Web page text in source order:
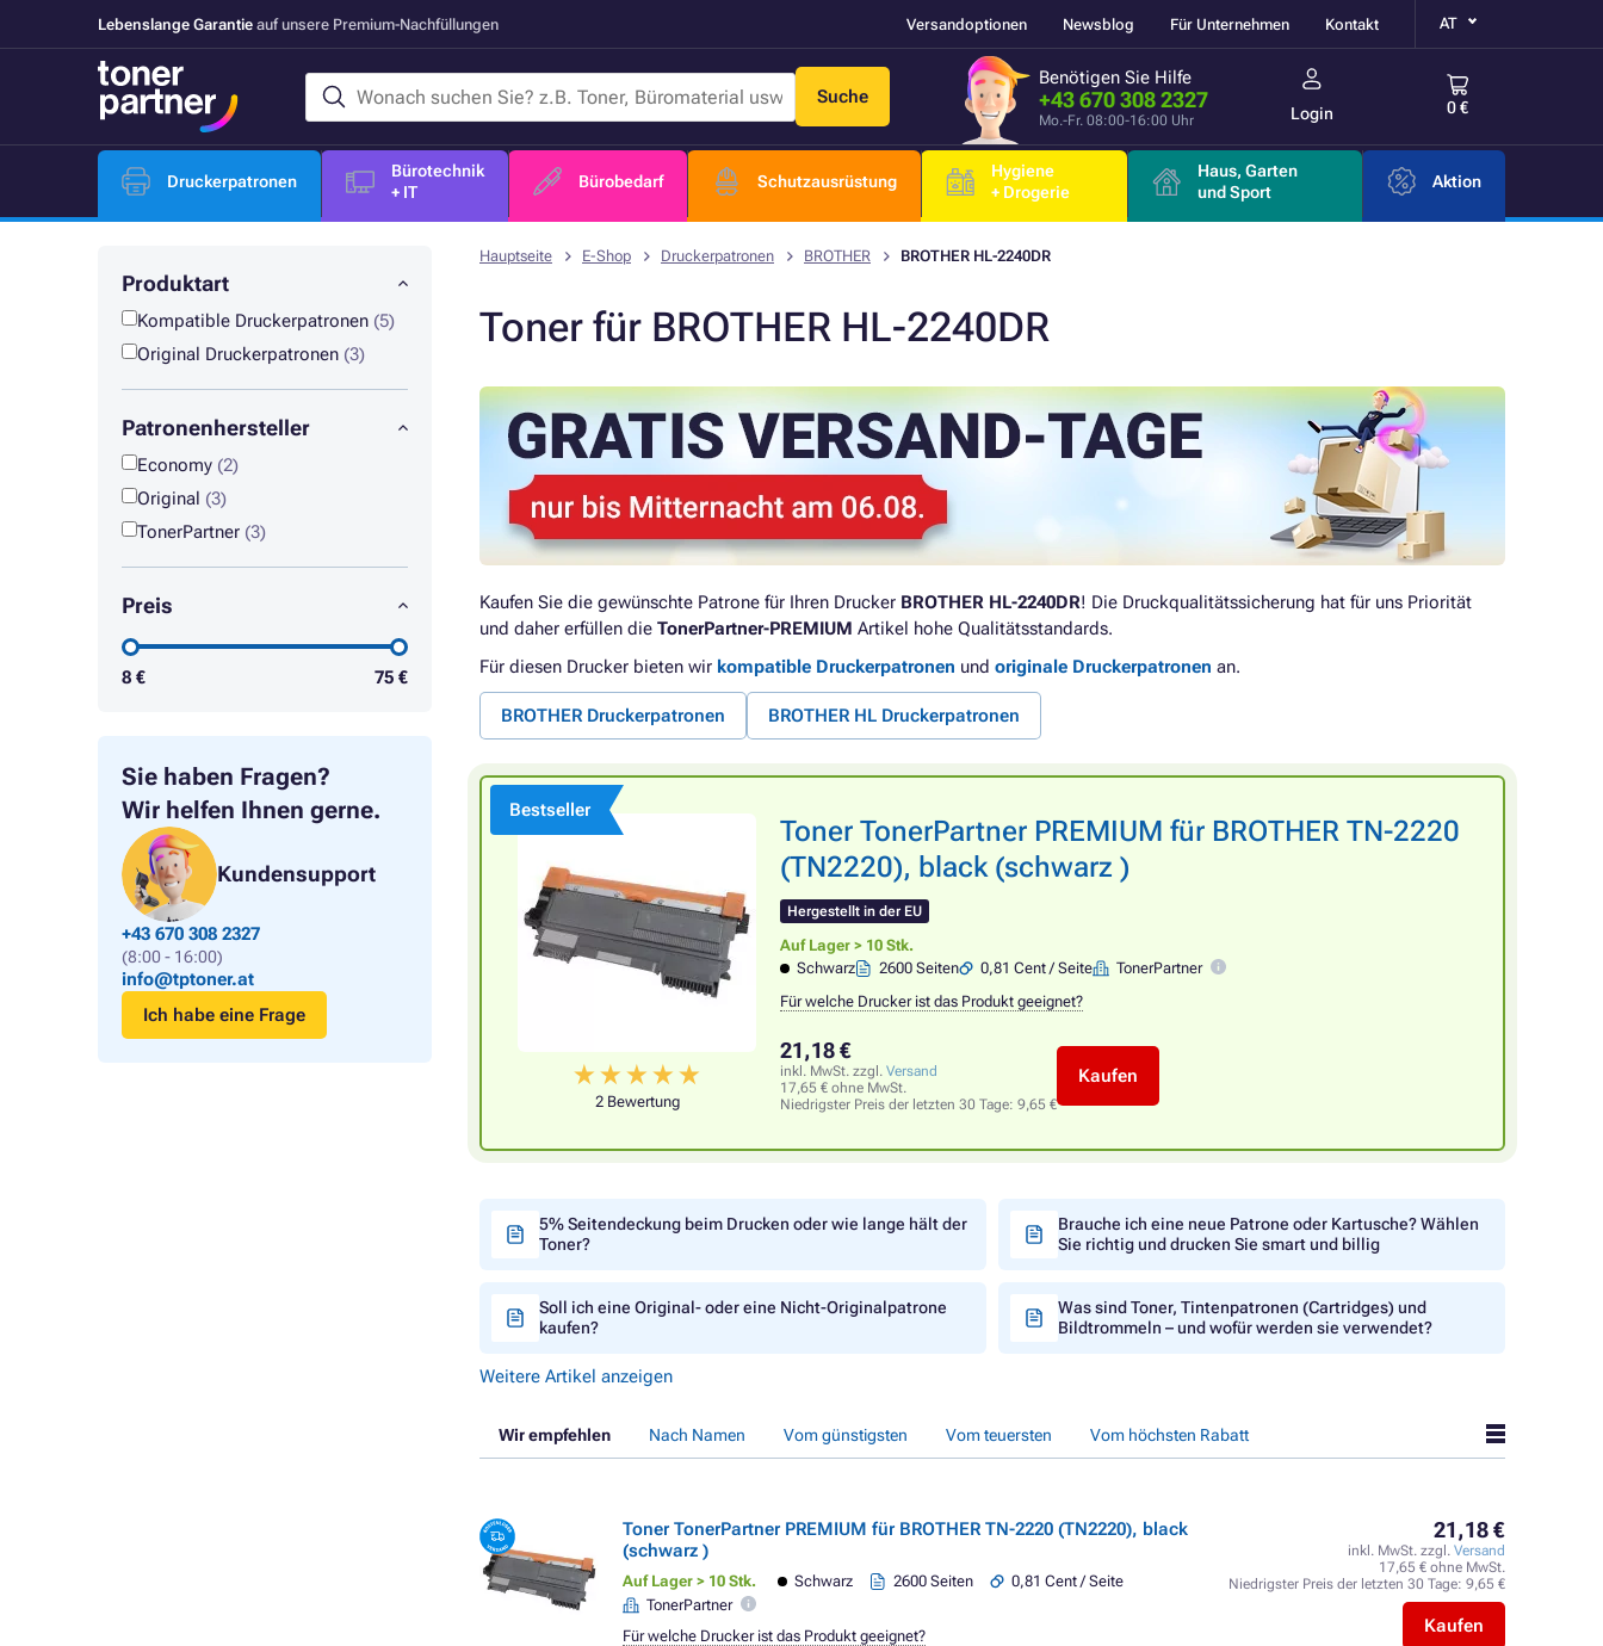
Lebenslange Garantie auf unsere Premium-Nachfüllungen Versandoptionen Newsblog Für Unternehmen Kontakt AT
Suche
Benötigen Sie Hilfe
+43 670 308 2327
Mo.-Fr. 08:00-16:00 Uhr Login 0 €
Druckerpatronen
Bürotechnik
+ IT
Bürobedarf Schutzausrüstung
Hygiene
+ Drogerie
Haus, Garten
und Sport
Aktion
Produktart
Kompatible Druckerpatronen (5)
Original Druckerpatronen (3)
Patronenhersteller
Economy (2)
Original (3)
TonerPartner (3)
Preis
8 € 75 €
Sie haben Fragen?
Wir helfen Ihnen gerne.
Kundensupport
+43 670 308 2327
(8:00 - 16:00)
info@tptoner.at
Ich habe eine Frage
Hauptseite E-Shop Druckerpatronen BROTHER BROTHER HL-2240DR
Toner für BROTHER HL-2240DR
Kaufen Sie die gewünschte Patrone für Ihren Drucker BROTHER HL-2240DR! Die Druckqualitätssicherung hat für uns Priorität
und daher erfüllen die TonerPartner-PREMIUM Artikel hohe Qualitätsstandards.
Für diesen Drucker bieten wir kompatible Druckerpatronen und originale Druckerpatronen an.
BROTHER Druckerpatronen BROTHER HL Druckerpatronen
Bestseller
2 Bewertung
Toner TonerPartner PREMIUM für BROTHER TN-2220
(TN2220), black (schwarz )
Hergestellt in der EU
Auf Lager > 10 Stk.
Schwarz
2600 Seiten 0,81 Cent / Seite
TonerPartner
Für welche Drucker ist das Produkt geeignet?
21,18 €
inkl. MwSt. zzgl. Versand
17,65 € ohne MwSt.
Niedrigster Preis der letzten 30 Tage: 9,65 €
Kaufen
5% Seitendeckung beim Drucken oder wie lange hält der
Toner?
Brauche ich eine neue Patrone oder Kartusche? Wählen
Sie richtig und drucken Sie smart und billig
Soll ich eine Original- oder eine Nicht-Originalpatrone
kaufen?
Was sind Toner, Tintenpatronen (Cartridges) und
Bildtrommeln – und wofür werden sie verwendet?
Weitere Artikel anzeigen
Wir empfehlen Nach Namen Vom günstigsten Vom teuersten Vom höchsten Rabatt
Toner TonerPartner PREMIUM für BROTHER TN-2220 (TN2220), black
(schwarz )
Auf Lager > 10 Stk. Schwarz 2600 Seiten
0,81 Cent / Seite
TonerPartner
21,18 €
inkl. MwSt. zzgl. Versand
17,65 € ohne MwSt.
Niedrigster Preis der letzten 30 Tage: 9,65 €
Kaufen
Für welche Drucker ist das Produkt geeignet?